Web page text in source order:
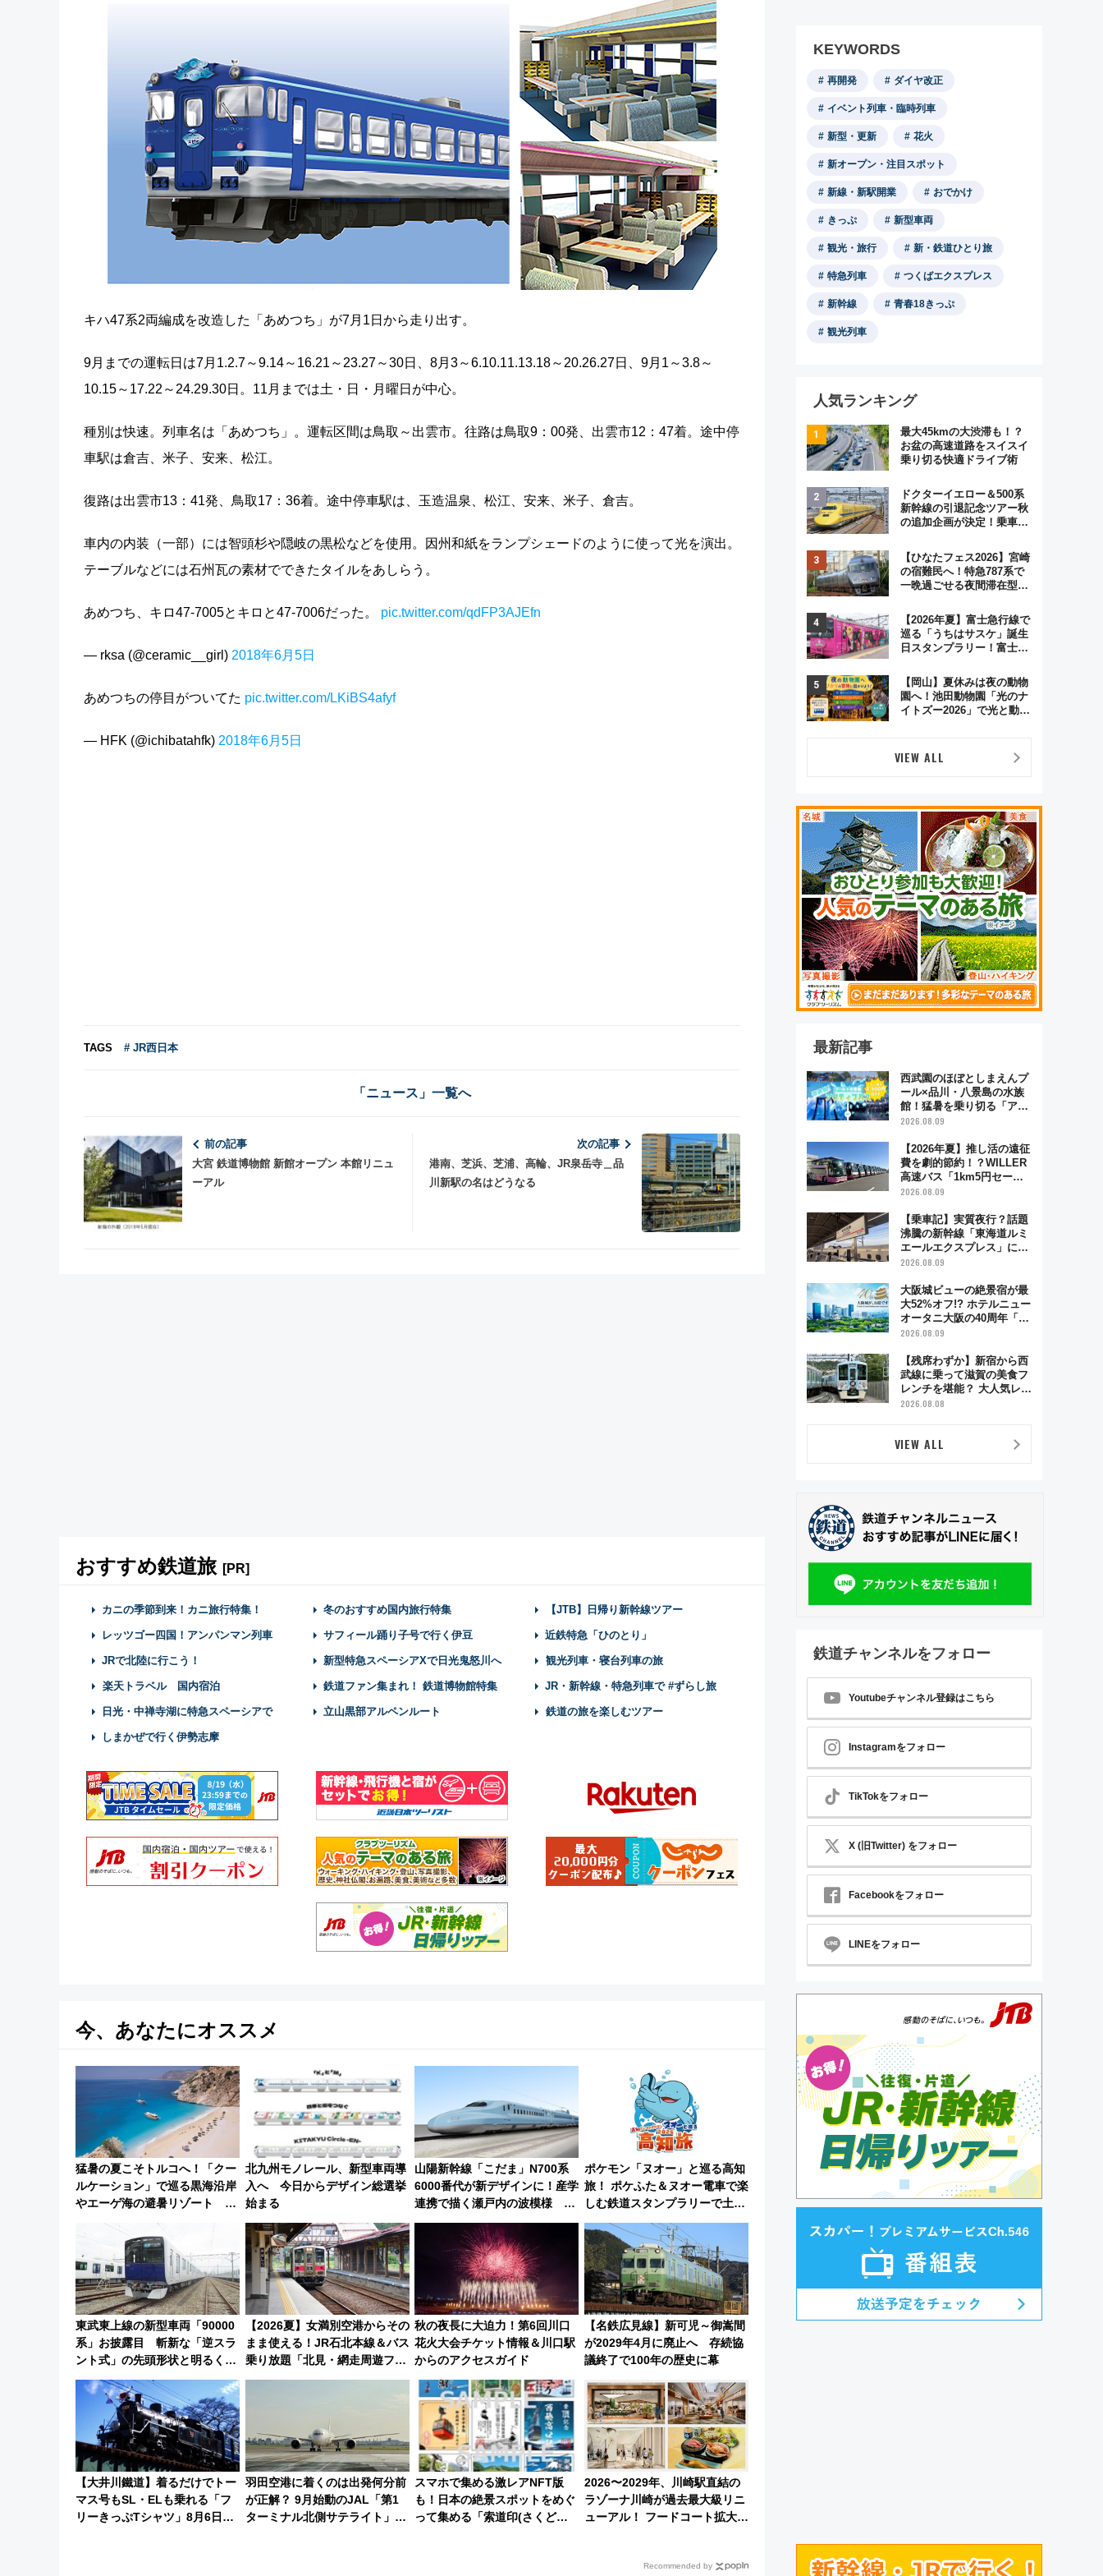
キハ47系2両編成を改造した「あめつち」が7月1日から走り出す。
9月までの運転日は7月1.2.7～9.14～16.21～23.27～30日、8月3～6.10.11.13.18～20.26.27日、9月1～3.8～
10.15～17.22～24.29.30日。11月までは土・日・月曜日が中心。
種別は快速。列車名は「あめつち」。運転区間は鳥取～出雲市。往路は鳥取9：00発、出雲市12：47着。途中停
車駅は倉吉、米子、安来、松江。
復路は出雲市13：41発、鳥取17：36着。途中停車駅は、玉造温泉、松江、安来、米子、倉吉。
車内の内装（一部）には智頭杉や隠岐の黒松などを使用。因州和紙をランプシェードのように使って光を演出。
テーブルなどには石州瓦の素材でできたタイルをあしらう。
あめつち、キロ47-7005とキロと47-7006だった。 pic.twitter.com/qdFP3AJEfn
— rksa (@ceramic__girl) 2018年6月5日
あめつちの停目がついてた pic.twitter.com/LKiBS4afyf
— HFK (@ichibatahfk) 2018年6月5日
TAGS # JR西日本
「ニュース」一覧へ
前の記事
大宮 鉄道博物館 新館オープン 本館リニュ
ーアル
次の記事
港南、芝浜、芝浦、高輪、JR泉岳寺＿品
川新駅の名はどうなる
おすすめ鉄道旅 [PR]
カニの季節到来！カニ旅行特集！ 冬のおすすめ国内旅行特集 【JTB】日帰り新幹線ツアー
レッツゴー四国！アンパンマン列車 サフィール踊り子号で行く伊豆 近鉄特急「ひのとり」
JRで北陸に行こう！ 新型特急スペーシアXで日光鬼怒川へ 観光列車・寝台列車の旅
楽天トラベル 国内宿泊 鉄道ファン集まれ！ 鉄道博物館特集 JR・新幹線・特急列車で #ずらし旅
日光・中禅寺湖に特急スペーシアで 立山黒部アルペンルート 鉄道の旅を楽しむツアー
しまかぜで行く伊勢志摩
今、あなたにオススメ
猛暑の夏こそトルコへ！「クー
ルケーション」で巡る黒海沿岸
やエーゲ海の避暑リゾート 関
連検索数が前年比237％増、ナ
ショジオも認める『2026年に訪
れるべき世界の旅先』
北九州モノレール、新型車両導
入へ 今日からデザイン総選挙
始まる
山陽新幹線「こだま」N700系
6000番代が新デザインに！産学
連携で描く瀬戸内の波模様 運
用は今冬から
ポケモン「ヌオー」と巡る高知
旅！ ポケふた＆ヌオー電車で楽
しむ鉄道スタンプラリーで土佐
路の絶景と絶品グルメを満喫！
（7月18日スタート）
東武東上線の新型車両「90000
系」お披露目 斬新な「逆スラ
ント式」の先頭形状と明るく開
放的な車内空間に注目、デビュ
ーは9月
【2026夏】女満別空港からその
まま使える！JR石北本線＆バス
乗り放題「北見・網走周遊フリ
ーパス」でおトクに道東観光
秋の夜長に大迫力！第6回川口
花火大会チケット情報＆川口駅
からのアクセスガイド
【名鉄広見線】新可児～御嵩間
が2029年4月に廃止へ 存続協
議終了で100年の歴史に幕
【大井川鐵道】着るだけでトー
マス号もSL・ELも乗れる「フ
リーきっぷTシャツ」8月6日よ
羽田空港に着くのは出発何分前
が正解？ 9月始動のJAL「第1
ターミナル北側サテライト」は
スマホで集める激レアNFT版
も！日本の絶景スポットをめぐ
って集める「索道印(さくどう
2026〜2029年、川崎駅直結の
ラゾーナ川崎が過去最大級リニ
ューアル！ フードコート拡大な
Recommended by
KEYWORDS
再開発 ダイヤ改正
イベント列車・臨時列車
新型・更新 花火
新オープン・注目スポット
新線・新駅開業 おでかけ
きっぷ 新型車両
観光・旅行 新・鉄道ひとり旅
特急列車 つくばエクスプレス
新幹線 青春18きっぷ
観光列車
人気ランキング
最大45kmの大渋滞も！？
お盆の高速道路をスイスイ
乗り切る快適ドライブ術
ドクターイエロー＆500系
新幹線の引退記念ツアー秋
の追加企画が決定！乗車体
とめ
【ひなたフェス2026】宮崎
の宿難民へ！特急787系で
一晩過ごせる夜間滞在型イ
ま」が救世主に？
【2026年夏】富士急行線で
巡る「うちはサスケ」誕生
日スタンプラリー！富士急
ッズ徹底ガイド
【岡山】夏休みは夜の動物
園へ！池田動物園「光のナ
イトズー2026」で光と動物
VIEW ALL
最新記事
西武園のほぼとしまえんプ
ール×品川・八景島の水族
館！猛暑を乗り切る「アク
ティブパス」で夏休みをお
2026.08.09
【2026年夏】推し活の遠征
費を劇的節約！？WILLER
高速バス「1km5円セー
ル」やワンコイン温泉の最
路線まとめ
2026.08.09
【乗車記】実質夜行？話題
沸騰の新幹線「東海道ルミ
エールエクスプレス」に乗
車してみた 東京22時発、
見どころは岐阜羽島の素晴
らし過ぎる朝
2026.08.09
大阪城ビューの絶景宿が最
大52%オフ!? ホテルニュー
オータニ大阪の40周年「夏
のタイムセール」で秋の関
月20日まで！）
2026.08.09
【残席わずか】新宿から西
武線に乗って滋賀の美食フ
レンチを堪能？ 大人気レス
トラン列車「52席の至福」
2026.08.08
VIEW ALL
鉄道チャンネルをフォロー
Youtubeチャンネル登録はこちら
Instagramをフォロー
TikTokをフォロー
X (旧Twitter) をフォロー
Facebookをフォロー
LINEをフォロー